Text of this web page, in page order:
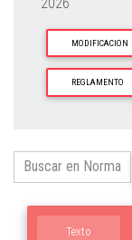
MODIFICACION
REGLAMENTO
Texto